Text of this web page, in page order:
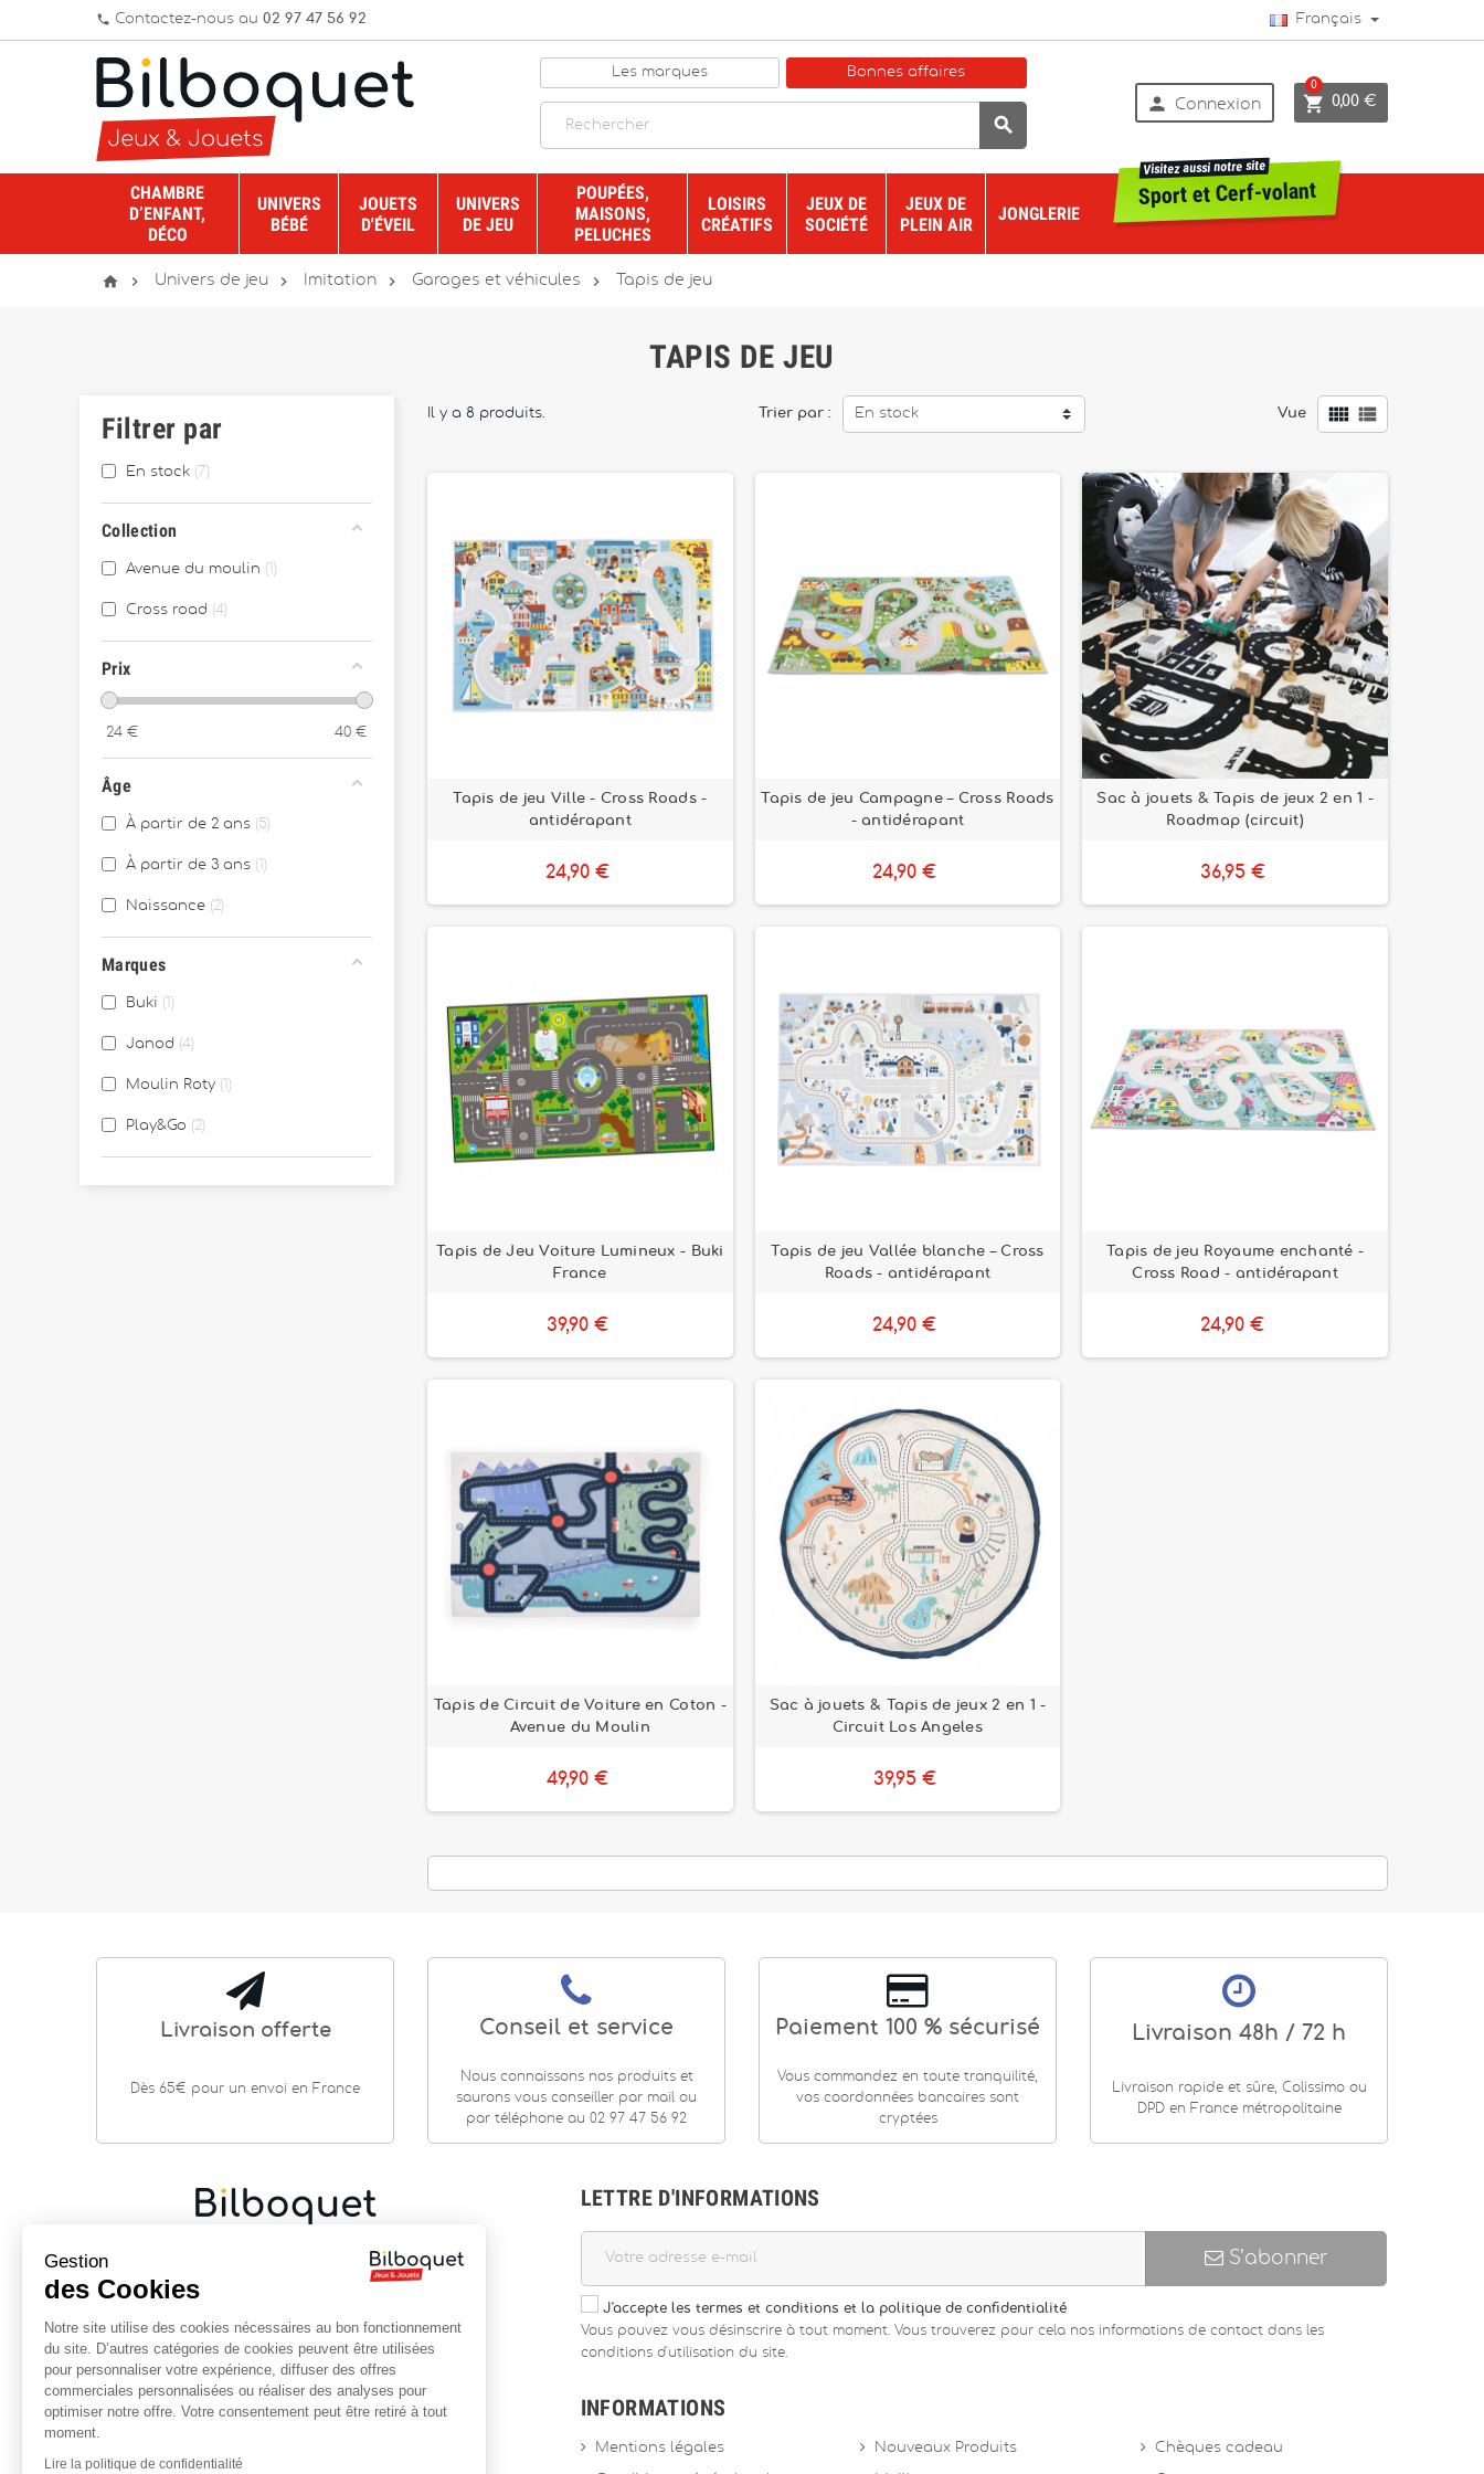
phone Contactez-nous au 02 97 47 56 92 Français
Les marques Bonnes affaires

 Connexion  0,00 €
0
CHAMBRE
D’ENFANT,
DÉCO
UNIVERS
BÉBÉ
JOUETS
D'ÉVEIL
UNIVERS
DE JEU
POUPÉES,
MAISONS,
PELUCHES
LOISIRS
CRÉATIFS
JEUX DE
SOCIÉTÉ
JEUX DE
PLEIN AIR
JONGLERIE
Sport et Cerf-volant
Visitez aussi notre site
  Univers de jeu  Imitation  Garages et véhicules  Tapis de jeu
TAPIS DE JEU
Filtrer par
En stock 7
Collection
Avenue du moulin
Cross road 4
Prix
24 € 40 €
Âge
À partir de 2 ans 5
À partir de 3 ans
Naissance 2
Marques
Buki
Janod 4
Moulin Roty
Play&Go 2
Il y a 8 produits. Trier par : En stock Vue  
Tapis de jeu Ville - Cross Roads -
antidérapant
24,90 €
Tapis de jeu Campagne – Cross Roads
- antidérapant
24,90 €
Sac à jouets & Tapis de jeux 2 en 1 -
Roadmap (circuit)
36,95 €
Tapis de Jeu Voiture Lumineux - Buki
France
39,90 €
Tapis de jeu Vallée blanche – Cross
Roads - antidérapant
24,90 €
Tapis de jeu Royaume enchanté -
Cross Road - antidérapant
24,90 €
Tapis de Circuit de Voiture en Coton -
Avenue du Moulin
49,90 €
Sac à jouets & Tapis de jeux 2 en 1 -
Circuit Los Angeles
39,95 €
Livraison offerte
Dès 65€ pour un envoi en France
Conseil et service
Nous connaissons nos produits et
saurons vous conseiller par mail ou
par téléphone au 02 97 47 56 92
Paiement 100 % sécurisé
Vous commandez en toute tranquilité,
vos coordonnées bancaires sont
cryptées
Livraison 48h / 72 h
Livraison rapide et sûre, Colissimo ou
DPD en France métropolitaine
Cadeaux de naissance Jouets en bois |Jeux de
société | Loisirs créatifs
Centre historique de Vannes
Près de la cathédrale
02 97 47 56 92
LETTRE D'INFORMATIONS
S’abonner
J'accepte les termes et conditions et la politique de confidentialité
Vous pouvez vous désinscrire à tout moment. Vous trouverez pour cela nos informations de contact dans les
conditions d'utilisation du site.
INFORMATIONS
Mentions légales Nouveaux Produits Chèques cadeau
Gestion
des Cookies
Notre site utilise des cookies nécessaires au bon fonctionnement
du site. D’autres catégories de cookies peuvent être utilisées
pour personnaliser votre expérience, diffuser des offres
commerciales personnalisées ou réaliser des analyses pour
optimiser notre offre. Votre consentement peut être retiré à tout
moment.
Lire la politique de confidentialité